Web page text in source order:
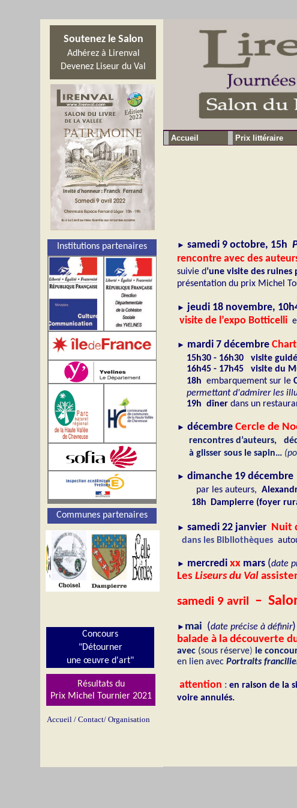
► samedi 9 octobre, 15h
rencontre avec des
suivie d’une visite des
présentation du prix Michel
► jeudi 18 novembre,
visite de l’expo Botticelli
► mardi 7 décembre
15h30 - 16h30
visite
16h45 - 17h45
visite du
18h embarquement sur le
permettant d'admirer les
19h dîner dans un
► décembre Cercle de
rencontres d’auteurs,
à glisser sous le sapin…
► dimanche 19 décembre
par les auteurs,
18h
Dampierre (foyer
► samedi 22 janvier Nuit
dans les Bibliothèques
► mercredi xx mars (date
Les Liseurs du Val
samedi 9 avril –
► mai (date précise à définir)
balade à la découverte
avec (sous réserve) le
en lien avec Portraits
attention : en raison de la
voire annulés.
Accueil Prix littéraire
Soutenez le Salon
Adhérez à Lirenval
Devenez Liseur du Val
Concours
"Détourner
une œuvre d'art"
Accueil / Contact/ Organisation
Institutions partenaires
Communes partenaires
Résultats du
Prix Michel Tournier 2021